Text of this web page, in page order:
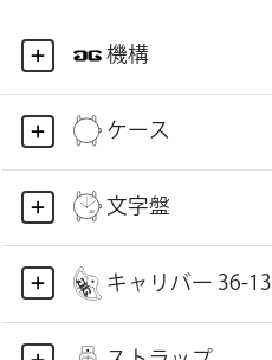
機構
ケース
文字盤
キャリバー 36-13